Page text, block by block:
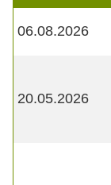
06.08.2026
20.05.2026